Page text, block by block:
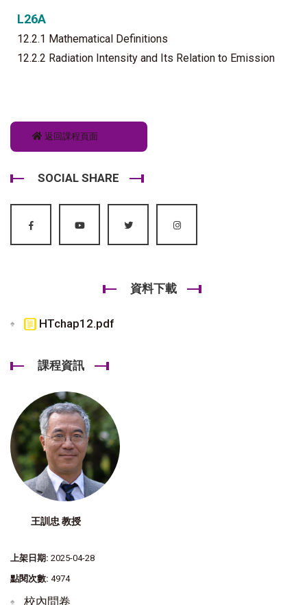
L26A
12.2.1 Mathematical Definitions
12.2.2 Radiation Intensity and Its Relation to Emission
返回課程頁面
SOCIAL SHARE
資料下載
HTchap12.pdf
課程資訊
王訓忠 教授
上架日期: 2025-04-28
點閱次數: 4974
校內問卷